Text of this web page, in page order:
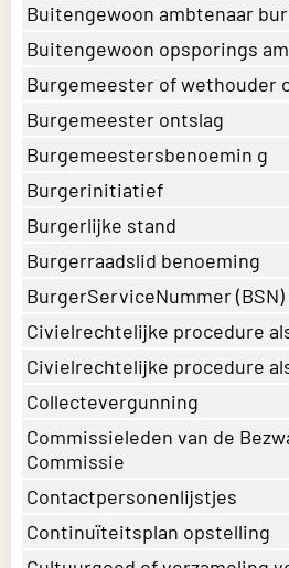
Buitengewoon ambtenaar
Buitengewoon opsporings
Burgemeester of wethouder
Burgemeester ontslag
Burgemeestersbenoemin g
Burgerinitiatief
Burgerlijke stand
Burgerraadslid benoeming
BurgerServiceNummer
Civielrechtelijke procedure
Civielrechtelijke procedure
Collectevergunning
Commissieleden van de
Commissie
Contactpersonenlijstjes
Continuïteitsplan opstelling